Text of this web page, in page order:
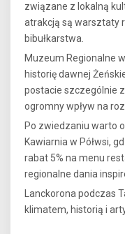
związane z lokalną
atrakcją są warsztaty
bibułkarstwa.
Muzeum Regionalne
historię dawnej
postacie szczególnie
ogromny wpływ na
Po zwiedzaniu warto
Kawiarnia w Półwsi,
rabat 5% na menu
regionalne dania
Lanckorona podczas
klimatem, historią i